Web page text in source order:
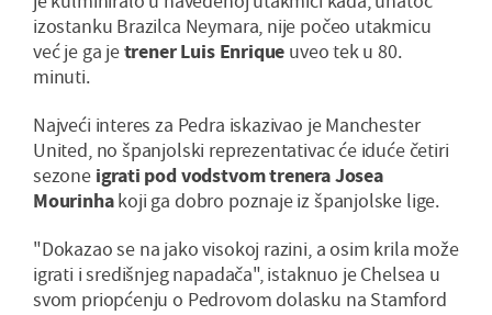
izostanku Brazilca Neymara, nije počeo utakmicu
već je ga jetrener Luis Enrique uveo tek u 80.
minuti.
Najveći interes za Pedra iskazivao je Manchester
United, no španjolski reprezentativac će iduće četiri
sezone igrati pod vodstvom trenera Josea
Mourinhakoji ga dobro poznaje iz španjolske lige.
"Dokazao se na jako visokoj razini, a osim krila može
igrati i središnjeg napadača", istaknuo je Chelsea u
svom priopćenju o Pedrovom dolasku na Stamford